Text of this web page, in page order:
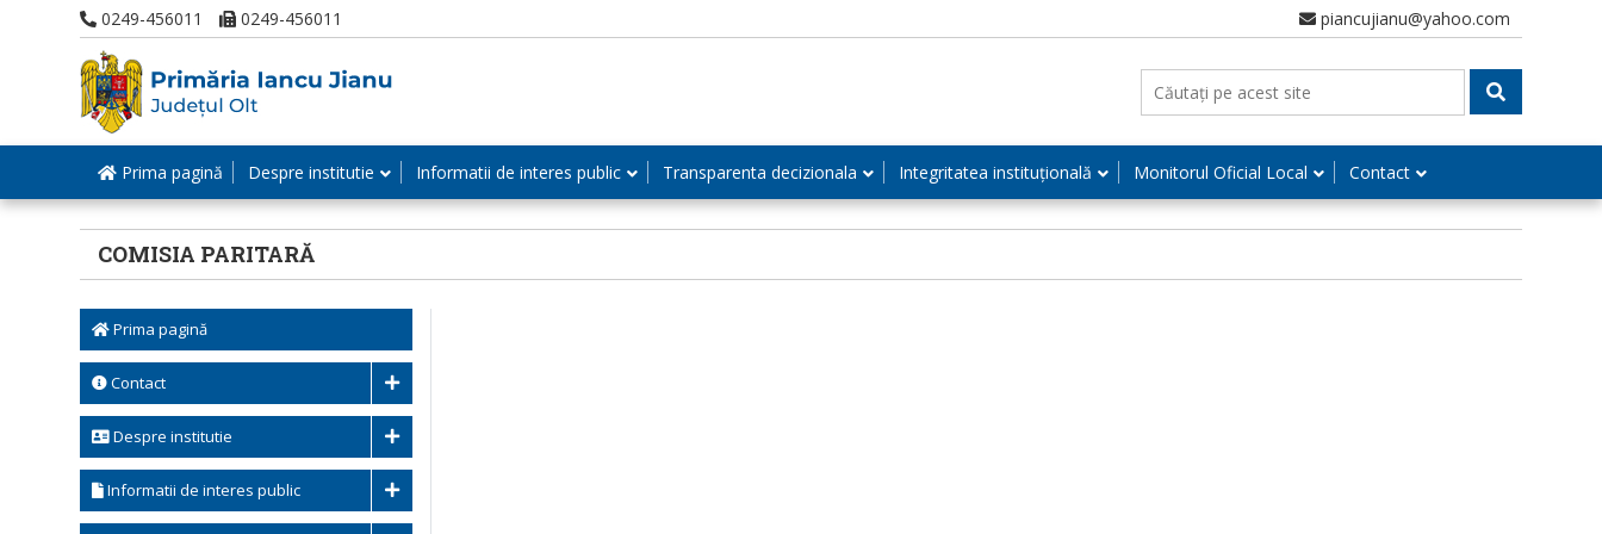
0249-456011 0249-456011 piancujianu@yahoo.com
Prima pagină Despre institutie Informatii de interes public Transparenta decizionala Integritatea instituțională Monitorul Oficial Local Contact
COMISIA PARITARĂ
Prima pagină
Contact
Despre institutie
Informatii de interes public